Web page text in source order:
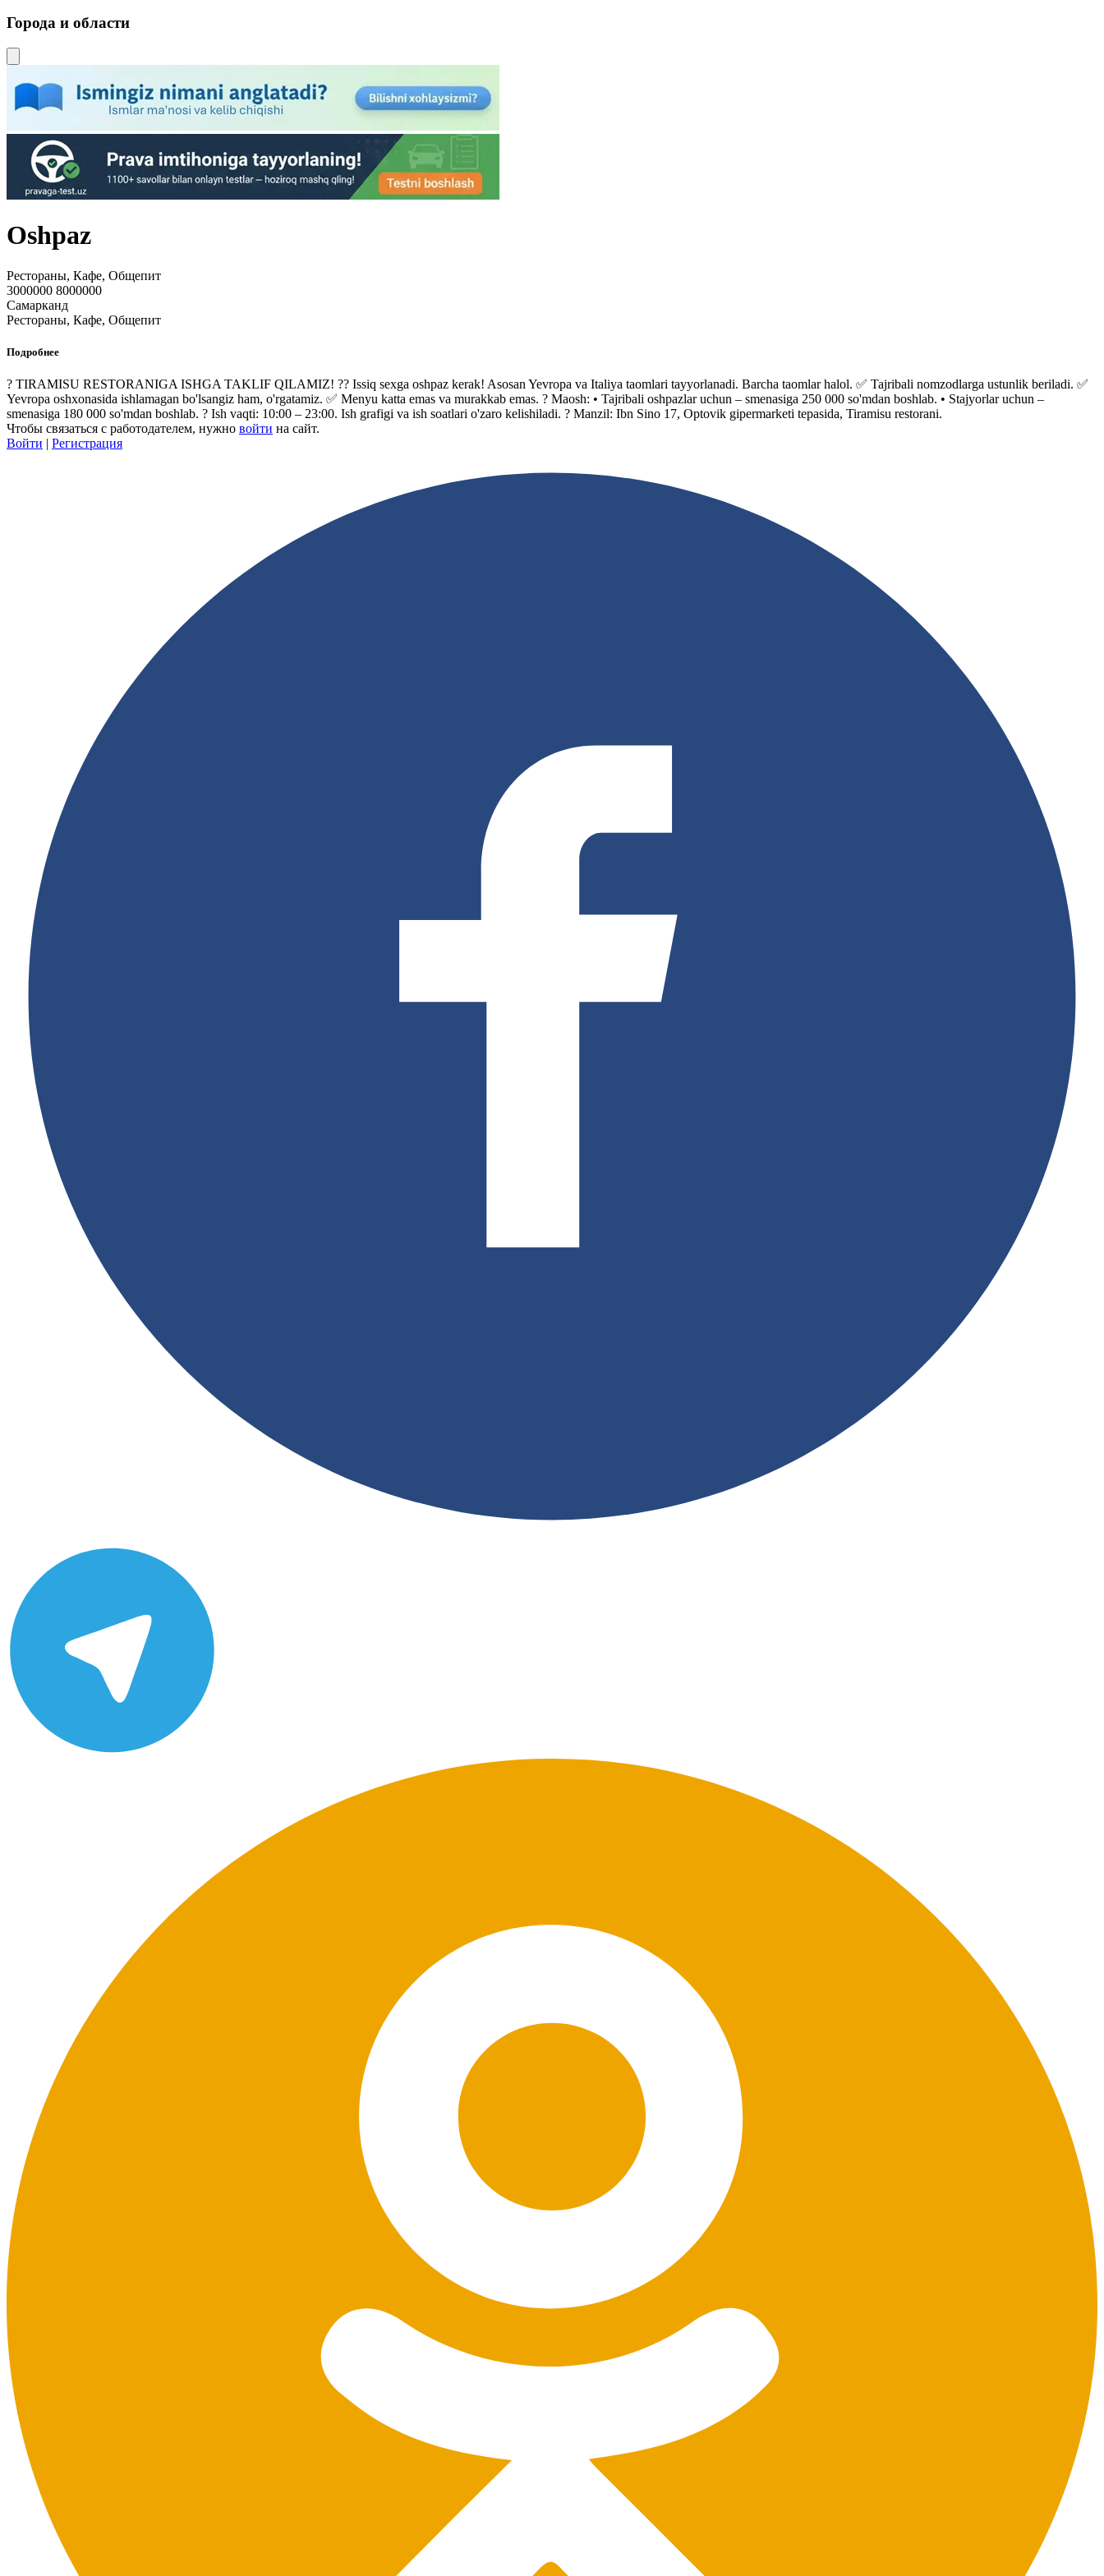
Города и области
Oshpaz
Рестораны, Кафе, Общепит
3000000 8000000
Самарканд
Рестораны, Кафе, Общепит
Подробнее
? TIRAMISU RESTORANIGA ISHGA TAKLIF QILAMIZ! ?‍? Issiq sexga oshpaz kerak! Asosan Yevropa va Italiya taomlari tayyorlanadi. Barcha taomlar halol. ✅ Tajribali nomzodlarga ustunlik beriladi. ✅
Yevropa oshxonasida ishlamagan bo'lsangiz ham, o'rgatamiz. ✅ Menyu katta emas va murakkab emas. ? Maosh: • Tajribali oshpazlar uchun – smenasiga 250 000 so'mdan boshlab. • Stajyorlar uchun –
smenasiga 180 000 so'mdan boshlab. ? Ish vaqti: 10:00 – 23:00. Ish grafigi va ish soatlari o'zaro kelishiladi. ? Manzil: Ibn Sino 17, Optovik gipermarketi tepasida, Tiramisu restorani.
Чтобы связаться с работодателем, нужно войти на сайт.
Войти | Регистрация